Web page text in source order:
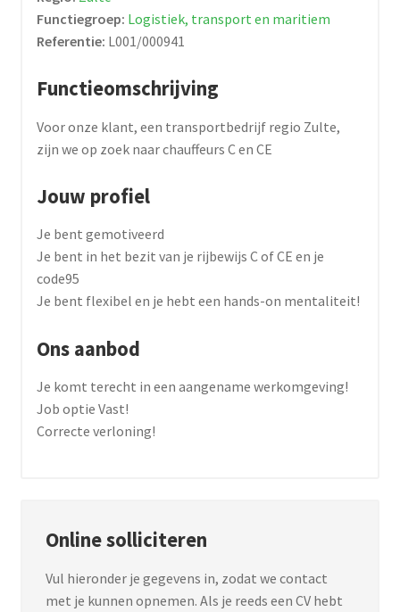
Functiegroep: Logistiek, transport en maritiem
Referentie: L001/000941
Functieomschrijving
Voor onze klant, een transportbedrijf regio Zulte,
zijn we op zoek naar chauffeurs C en CE
Jouw profiel
Je bent gemotiveerd
Je bent in het bezit van je rijbewijs C of CE en je
code95
Je bent flexibel en je hebt een hands-on mentaliteit!
Ons aanbod
Je komt terecht in een aangename werkomgeving!
Job optie Vast!
Correcte verloning!
Online solliciteren
Vul hieronder je gegevens in, zodat we contact
met je kunnen opnemen. Als je reeds een CV hebt